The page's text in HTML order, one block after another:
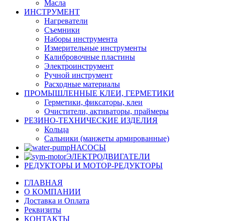
Масла
ИНСТРУМЕНТ
Нагреватели
Съемники
Наборы инструмента
Измерительные инструменты
Калибровочные пластины
Электроинструмент
Ручной инструмент
Расходные материалы
ПРОМЫШЛЕННЫЕ КЛЕИ, ГЕРМЕТИКИ
Герметики, фиксаторы, клеи
Очистители, активаторы, праймеры
РЕЗИНО-ТЕХНИЧЕСКИЕ ИЗДЕЛИЯ
Кольца
Сальники (манжеты армированные)
НАСОСЫ
ЭЛЕКТРОДВИГАТЕЛИ
РЕДУКТОРЫ И МОТОР-РЕДУКТОРЫ
ГЛАВНАЯ
О КОМПАНИИ
Доставка и Оплата
Реквизиты
КОНТАКТЫ